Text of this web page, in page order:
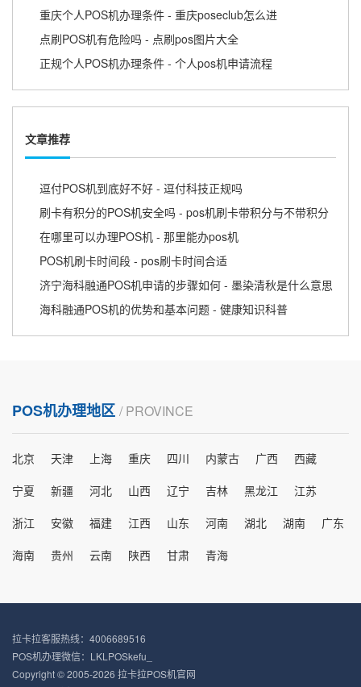
重庆个人POS机办理条件 - 重庆poseclub怎么进
点刷POS机有危险吗 - 点刷pos图片大全
正规个人POS机办理条件 - 个人pos机申请流程
文章推荐
逗付POS机到底好不好 - 逗付科技正规吗
刷卡有积分的POS机安全吗 - pos机刷卡带积分与不带积分
在哪里可以办理POS机 - 那里能办pos机
POS机刷卡时间段 - pos刷卡时间合适
济宁海科融通POS机申请的步骤如何 - 墨染清秋是什么意思
海科融通POS机的优势和基本问题 - 健康知识科普
POS机办理地区 / PROVINCE
北京 天津 上海 重庆 四川 内蒙古 广西
西藏
宁夏
新疆 河北 山西 辽宁 吉林 黑龙江
江苏
浙江
安徽 福建 江西 山东 河南 湖北 湖南
广东
海南
贵州 云南 陕西 甘肃 青海
拉卡拉客服热线：4006689516
POS机办理微信：LKLPOSkefu_
Copyright © 2005-2026 拉卡拉POS机官网